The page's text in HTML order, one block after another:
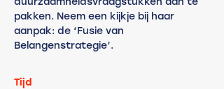
pakken. Neem een kijkje bij haar
aanpak: de ‘Fusie van
Belangenstrategie’.
Tijd